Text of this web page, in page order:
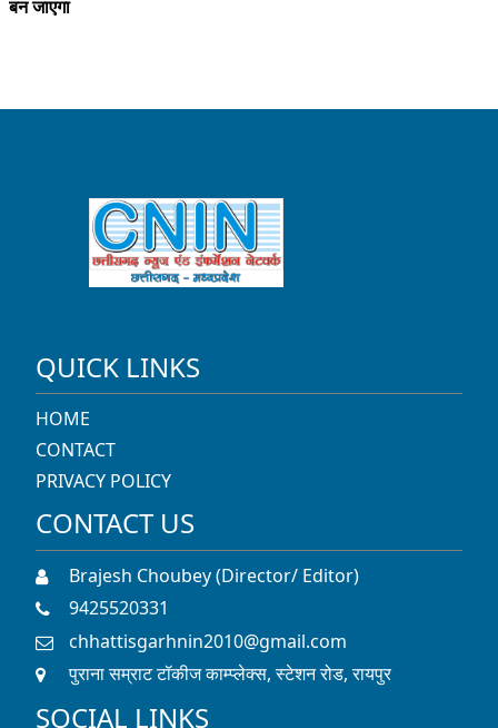
बन जाएगा
QUICK LINKS
HOME
CONTACT
PRIVACY POLICY
CONTACT US
Brajesh Choubey (Director/ Editor)
9425520331
chhattisgarhnin2010@gmail.com
पुराना सम्राट टॉकीज काम्प्लेक्स, स्टेशन रोड, रायपुर
SOCIAL LINKS